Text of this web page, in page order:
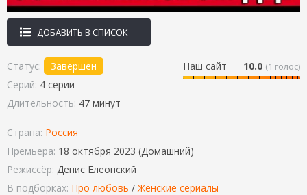
ДОБАВИТЬ В СПИСОК
Наш сайт 10.0 (1 голос)
Статус:
Завершен
Серий: 4 серии
Длительность: 47 минут
Страна: Россия
Премьера: 18 октября 2023 (Домашний)
Режиссёр: Денис Елеонский
В подборках: Про любовь / Женские сериалы